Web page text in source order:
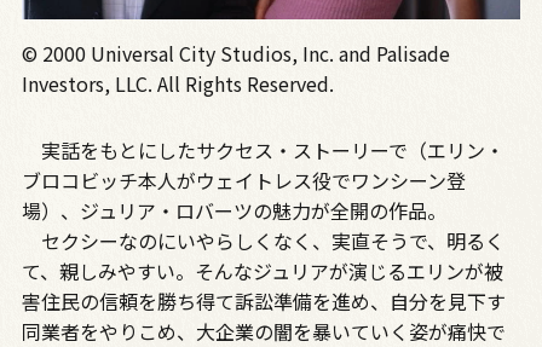
© 2000 Universal City Studios, Inc. and Palisade
Investors, LLC. All Rights Reserved.
実話をもとにしたサクセス・ストーリーで（エリン・
ブロコビッチ本人がウェイトレス役でワンシーン登
場）、ジュリア・ロバーツの魅力が全開の作品。
セクシーなのにいやらしくなく、実直そうで、明るく
て、親しみやすい。そんなジュリアが演じるエリンが被
害住民の信頼を勝ち得て訴訟準備を進め、自分を見下す
同業者をやりこめ、大企業の闇を暴いていく姿が痛快で